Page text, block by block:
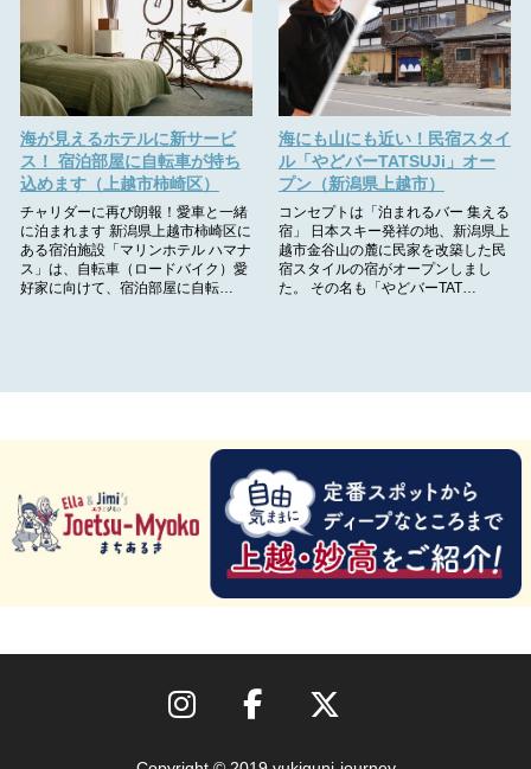
海が見えるホテルに新サービ
ス！ 宿泊部屋に自転車が持ち
込めます（上越市柿崎区）
チャリダーに再び朗報！愛車と一緒
に泊まれます 新潟県上越市柿崎区に
ある宿泊施設「マリンホテル ハマナ
ス」は、自転車（ロードバイク）愛
好家に向けて、宿泊部屋に自転…
海にも山にも近い！民宿スタイ
ル「やどバーTATSUJi」オー
プン（新潟県上越市）
コンセプトは「泊まれるバー 集える
宿」 日本スキー発祥の地、新潟県上
越市金谷山の麓に民家を改築した民
宿スタイルの宿がオープンしまし
た。 その名も「やどバーTAT…